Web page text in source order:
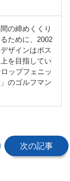
の締めくくり
ために、2002
ザインはポス
を目指してい
ップフェニッ
のゴルフマン
次の記事